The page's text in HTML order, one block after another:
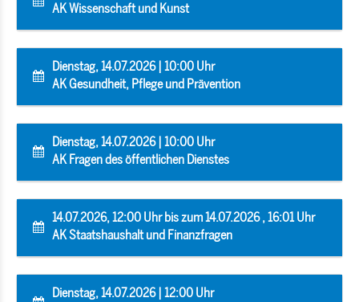
AK Wissenschaft und Kunst
Dienstag, 14.07.2026 | 10:00 Uhr
AK Gesundheit, Pflege und Prävention
Dienstag, 14.07.2026 | 10:00 Uhr
AK Fragen des öffentlichen Dienstes
14.07.2026, 12:00 Uhr bis zum 14.07.2026 , 16:01 Uhr
AK Staatshaushalt und Finanzfragen
Dienstag, 14.07.2026 | 12:00 Uhr